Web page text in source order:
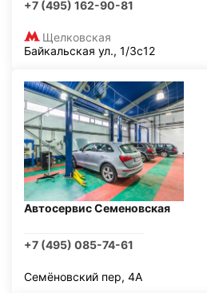
+7 (495) 162-90-81
Щелковская
Байкальская ул., 1/3с12
Автосервис Семеновская
+7 (495) 085-74-61
Семёновский пер, 4А